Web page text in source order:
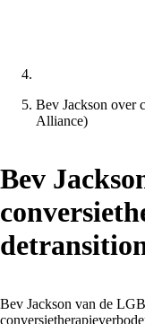
Bev Jackson over
Alliance)
Bev
Bev Jackson van de